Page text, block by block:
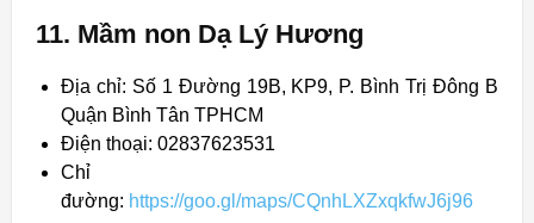
11. Mầm non Dạ Lý Hương
Địa chỉ: Số 1 Đường 19B, KP9, P. Bình Trị Đông B
Quận Bình Tân TPHCM
Điện thoại: 02837623531
Chỉ
đường: https://goo.gl/maps/CQnhLXZxqkfwJ6j96